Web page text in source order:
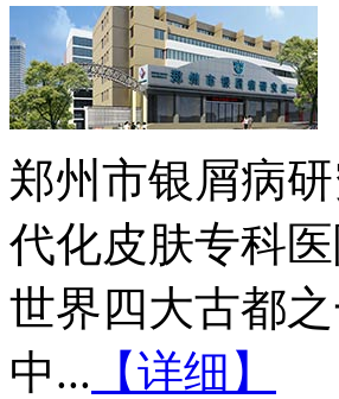
郑州市银屑病
代化皮肤专科
世界四大古都
中... 【详细】